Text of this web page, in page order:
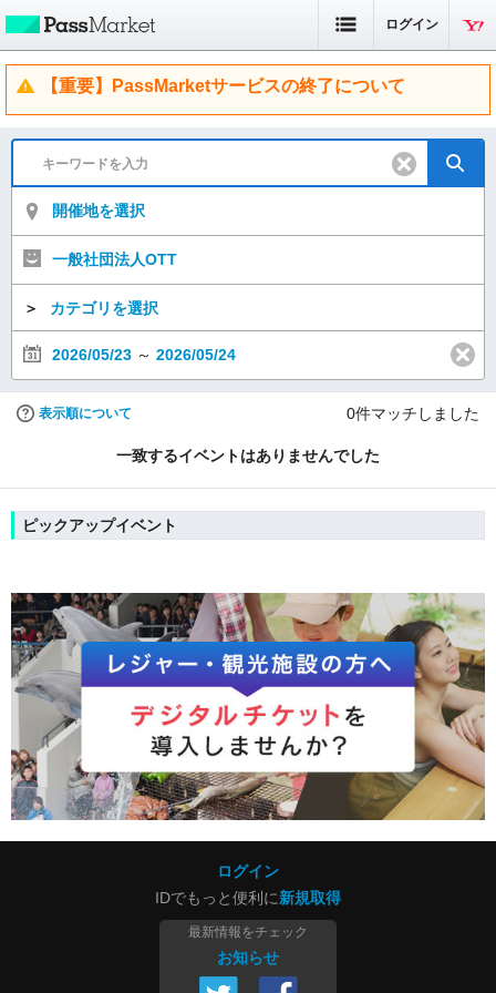
ログイン
【重要】PassMarketサービスの終了について
開催地を選択
一般社団法人OTT
＞ カテゴリを選択
2026/05/23 ～ 2026/05/24
表示順について 0件マッチしました
一致するイベントはありませんでした
ピックアップイベント
ログイン
IDでもっと便利に新規取得
最新情報をチェック
お知らせ